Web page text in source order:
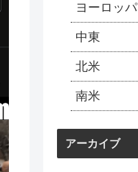
ヨーロッパ
中東
北米
南米
アーカイブ